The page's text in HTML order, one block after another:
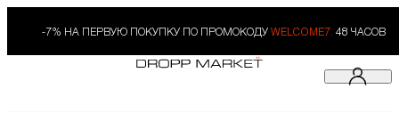
-7% НА ПЕРВУЮ ПОКУПКУ ПО ПРОМОКОДУ WELCOME7. 48 ЧАСОВ